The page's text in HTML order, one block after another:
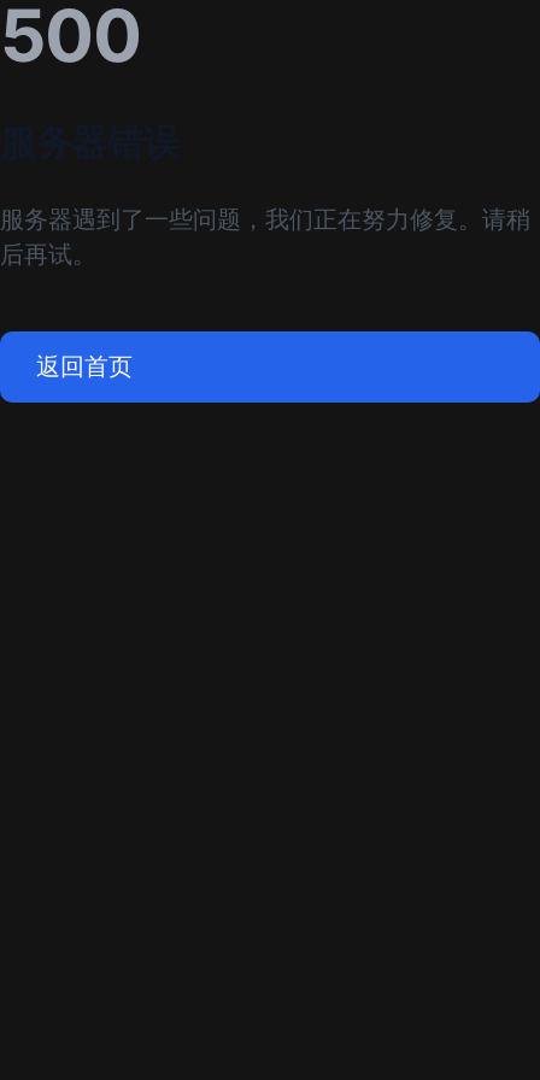
500
服务器遇到了一些问题，我们正在努力修复。请稍
后再试。
返回首页